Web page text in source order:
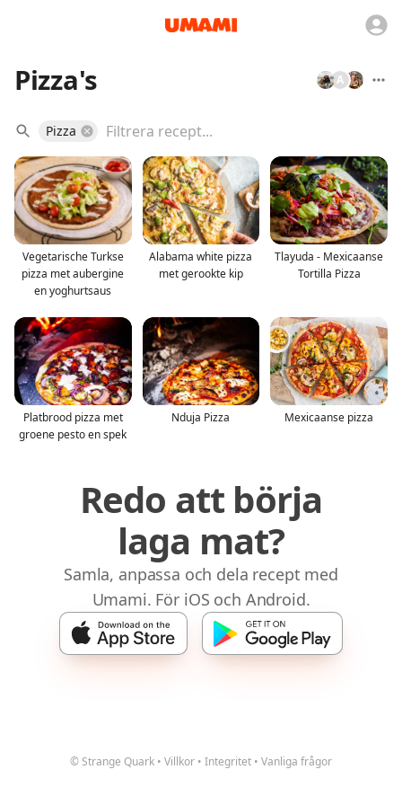
Pizza's A
Pizza
Vegetarische Turkse
pizza met aubergine
en yoghurtsaus
Alabama white pizza
met gerookte kip
Tlayuda - Mexicaanse
Tortilla Pizza
Platbrood pizza met
groene pesto en spek
Nduja Pizza Mexicaanse pizza
Redo att börja
laga mat?
Samla, anpassa och dela recept med
Umami. För iOS och Android.
© Strange Quark • Villkor • Integritet • Vanliga frågor